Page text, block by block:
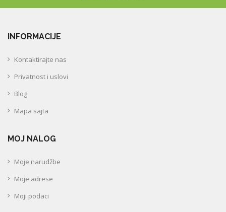
INFORMACIJE
Kontaktirajte nas
Privatnost i uslovi
Blog
Mapa sajta
MOJ NALOG
Moje narudžbe
Moje adrese
Moji podaci